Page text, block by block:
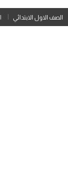
الصف الاول الابتدائي